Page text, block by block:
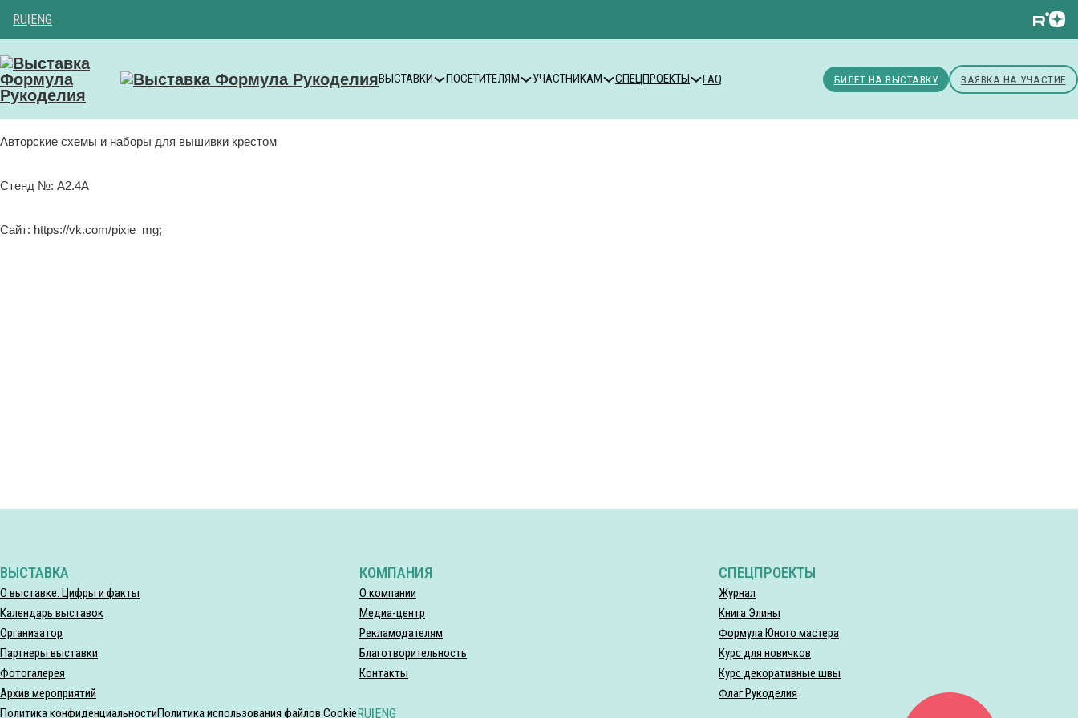
RU|ENG
ВЫСТАВКИ ПОСЕТИТЕЛЯМ УЧАСТНИКАМ СПЕЦПРОЕКТЫ FAQ БИЛЕТ НА ВЫСТАВКУ ЗАЯВКА НА УЧАСТИЕ
Авторские схемы и наборы для вышивки крестом
Стенд №: А2.4А
Сайт: https://vk.com/pixie_mg;
ВЫСТАВКА
О выставке. Цифры и факты
Календарь выставок
Организатор
Партнеры выставки
Фотогалерея
Архив мероприятий
КОМПАНИЯ
О компании
Медиа-центр
Рекламодателям
Благотворительность
Контакты
СПЕЦПРОЕКТЫ
Журнал
Книга Элины
Формула Юного мастера
Курс для новичков
Курс декоративные швы
Флаг Рукоделия
Политика конфиденциальностиПолитика использования файлов CookieRU|ENG